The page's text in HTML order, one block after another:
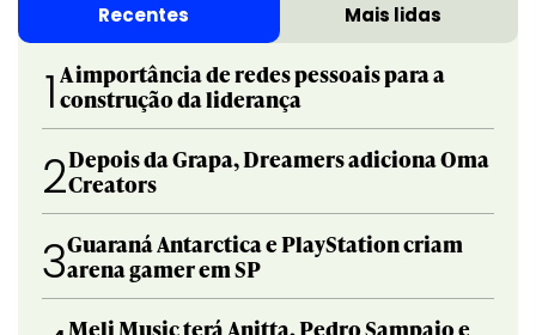
Recentes Mais lidas
1 A importância de redes pessoais para a
construção da liderança
2Depois da Grapa, Dreamers adiciona Oma
Creators
3Guaraná Antarctica e PlayStation criam
arena gamer em SP
Meli Music terá Anitta, Pedro Sampaio e